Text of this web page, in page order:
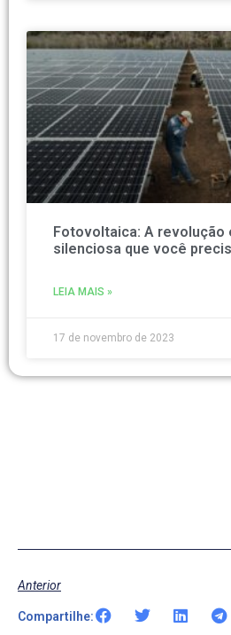
Fotovoltaica: A revolução
silenciosa que você
LEIA MAIS »
17 de novembro de 2023
Anterior
Compartilhe: